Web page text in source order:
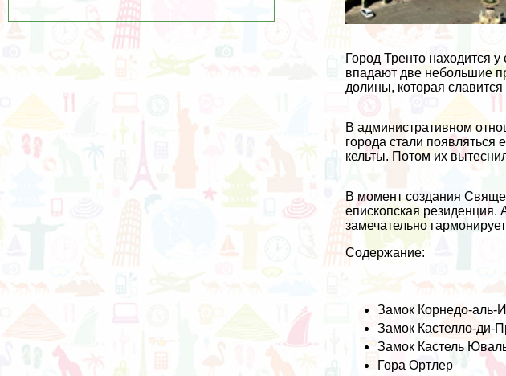
Город Тренто находится
впадают две небольшие
долины, которая
В административном
города стали появляться
кельты. Потом их
В момент создания
епископская резиденция.
замечательно
Содержание:
Замок Корнедо-аль-
Замок Кастелло-ди-
Замок Кастель
Гора Ортлер